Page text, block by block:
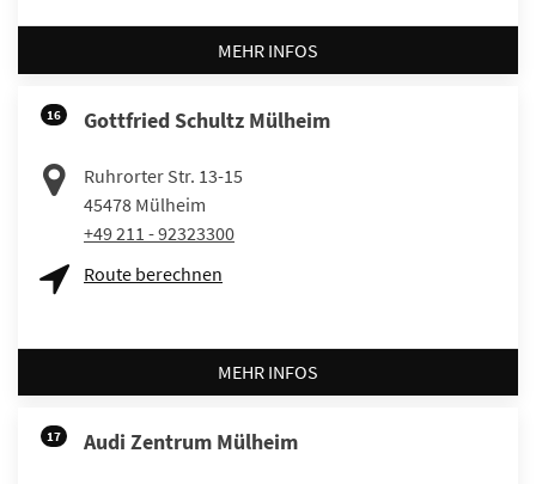
MEHR INFOS
16 Gottfried Schultz Mülheim
Ruhrorter Str. 13-15
45478 Mülheim
+49 211 - 92323300
Route berechnen
MEHR INFOS
17 Audi Zentrum Mülheim